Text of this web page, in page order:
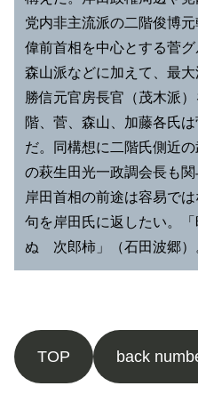
党内非主流派の二階俊博
偉前首相を中心とする菅
森山派などに加えて、最
勝信元官房長官（茂木派
階、菅、森山、加藤各氏
だ。同構想に二階氏側近
の萩生田光一政調会長も
岸田首相の前途は容易で
句を岸田氏に返したい。
ぬ 次郎柿」（石田波郷）
TOP back